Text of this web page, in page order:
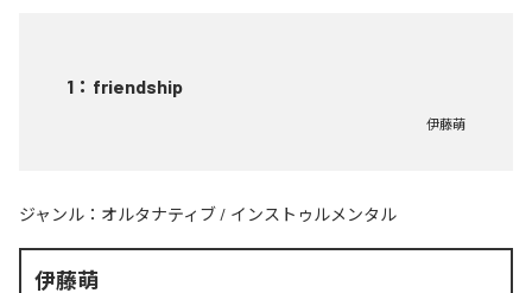
1 ： friendship
伊藤萌
ジャンル： オルタナティブ / インストゥルメンタル
伊藤萌